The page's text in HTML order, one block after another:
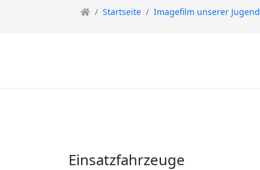
Startseite Imagefilm unserer Jugend
Einsatzfahrzeuge